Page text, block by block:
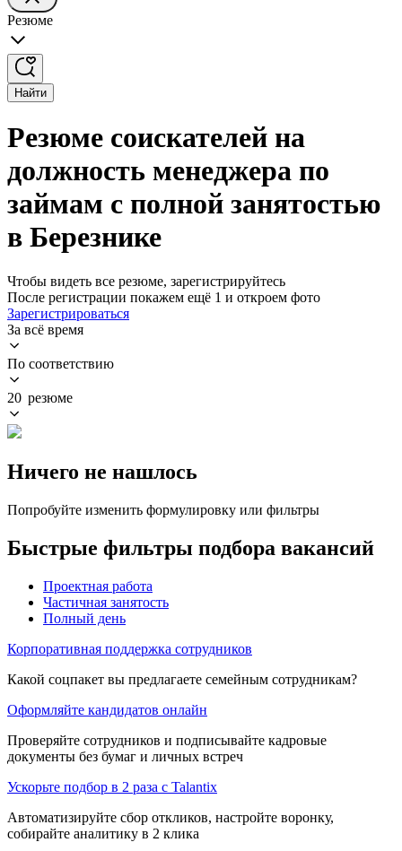
Резюме
Найти
Резюме соискателей на
должность менеджера по
займам с полной занятостью
в Березнике
Чтобы видеть все резюме, зарегистрируйтесь
После регистрации покажем ещё 1 и откроем фото
Зарегистрироваться
За всё время
По соответствию
20 резюме
Ничего не нашлось
Попробуйте изменить формулировку или фильтры
Быстрые фильтры подбора вакансий
Проектная работа
Частичная занятость
Полный день
Корпоративная поддержка сотрудников
Какой соцпакет вы предлагаете семейным сотрудникам?
Оформляйте кандидатов онлайн
Проверяйте сотрудников и подписывайте кадровые
документы без бумаг и личных встреч
Ускорьте подбор в 2 раза с Talantix
Автоматизируйте сбор откликов, настройте воронку,
собирайте аналитику в 2 клика